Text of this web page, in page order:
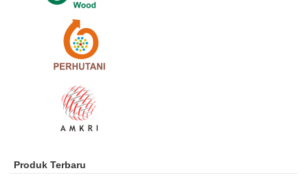
Produk Terbaru